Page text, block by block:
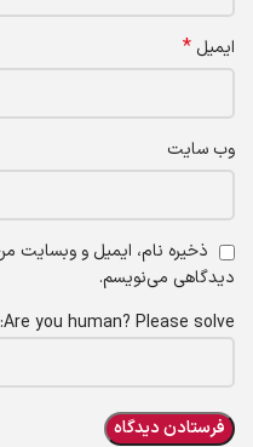
ایمیل *
وب‌ سایت
ذخیره نام، ایمیل و وبسایت
دیدگاهی می‌نویسم.
Are you human? Please solve: